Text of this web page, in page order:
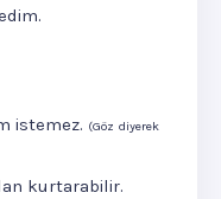
istemez. (Göz diyerek
kurtarabilir.